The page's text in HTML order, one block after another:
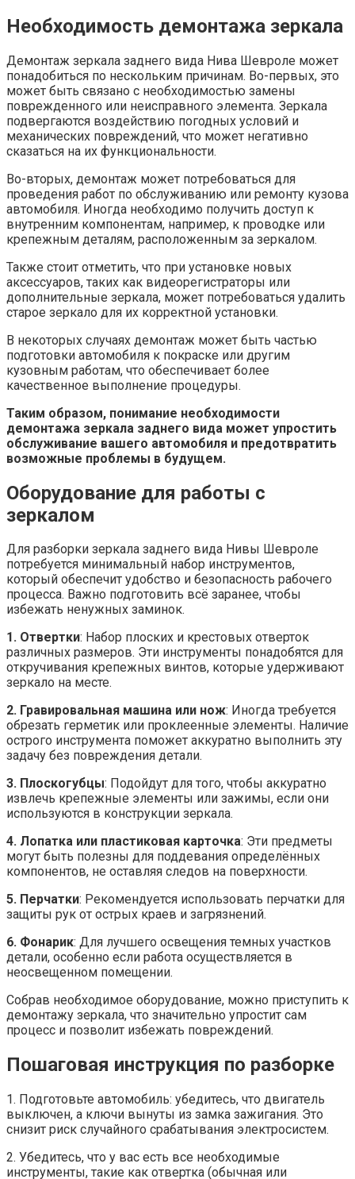
Необходимость демонтажа зеркала
Демонтаж зеркала заднего вида Нива Шевроле может
понадобиться по нескольким причинам. Во-первых, это
может быть связано с необходимостью замены
поврежденного или неисправного элемента. Зеркала
подвергаются воздействию погодных условий и
механических повреждений, что может негативно
сказаться на их функциональности.
Во-вторых, демонтаж может потребоваться для
проведения работ по обслуживанию или ремонту кузова
автомобиля. Иногда необходимо получить доступ к
внутренним компонентам, например, к проводке или
крепежным деталям, расположенным за зеркалом.
Также стоит отметить, что при установке новых
аксессуаров, таких как видеорегистраторы или
дополнительные зеркала, может потребоваться удалить
старое зеркало для их корректной установки.
В некоторых случаях демонтаж может быть частью
подготовки автомобиля к покраске или другим
кузовным работам, что обеспечивает более
качественное выполнение процедуры.
Таким образом, понимание необходимости
демонтажа зеркала заднего вида может упростить
обслуживание вашего автомобиля и предотвратить
возможные проблемы в будущем.
Оборудование для работы с
зеркалом
Для разборки зеркала заднего вида Нивы Шевроле
потребуется минимальный набор инструментов,
который обеспечит удобство и безопасность рабочего
процесса. Важно подготовить всё заранее, чтобы
избежать ненужных заминок.
1. Отвертки: Набор плоских и крестовых отверток
различных размеров. Эти инструменты понадобятся для
откручивания крепежных винтов, которые удерживают
зеркало на месте.
2. Гравировальная машина или нож: Иногда требуется
обрезать герметик или проклеенные элементы. Наличие
острого инструмента поможет аккуратно выполнить эту
задачу без повреждения детали.
3. Плоскогубцы: Подойдут для того, чтобы аккуратно
извлечь крепежные элементы или зажимы, если они
используются в конструкции зеркала.
4. Лопатка или пластиковая карточка: Эти предметы
могут быть полезны для поддевания определённых
компонентов, не оставляя следов на поверхности.
5. Перчатки: Рекомендуется использовать перчатки для
защиты рук от острых краев и загрязнений.
6. Фонарик: Для лучшего освещения темных участков
детали, особенно если работа осуществляется в
неосвещенном помещении.
Собрав необходимое оборудование, можно приступить к
демонтажу зеркала, что значительно упростит сам
процесс и позволит избежать повреждений.
Пошаговая инструкция по разборке
1. Подготовьте автомобиль: убедитесь, что двигатель
выключен, а ключи вынуты из замка зажигания. Это
снизит риск случайного срабатывания электросистем.
2. Убедитесь, что у вас есть все необходимые
инструменты, такие как отвертка (обычная или